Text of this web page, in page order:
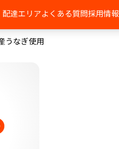
配達エリアよくある質問採用情報
うなぎ使用